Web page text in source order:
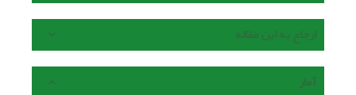
ارجاع به این مقاله
آمار